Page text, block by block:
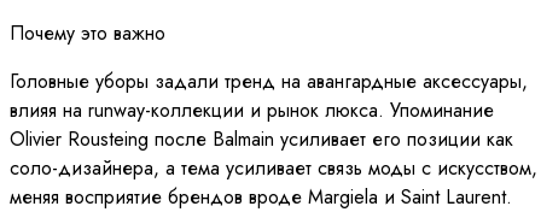
Почему это важно
Головные уборы задали тренд на авангардные аксессуары,
влияя на runway-коллекции и рынок люкса. Упоминание
Olivier Rousteing после Balmain усиливает его позиции как
соло-дизайнера, а тема усиливает связь моды с искусством,
меняя восприятие брендов вроде Margiela и Saint Laurent.